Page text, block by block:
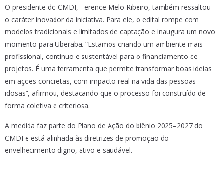
O presidente do CMDI, Terence Melo Ribeiro, também ressaltou
o caráter inovador da iniciativa. Para ele, o edital rompe com
modelos tradicionais e limitados de captação e inaugura um novo
momento para Uberaba. “Estamos criando um ambiente mais
profissional, contínuo e sustentável para o financiamento de
projetos. É uma ferramenta que permite transformar boas ideias
em ações concretas, com impacto real na vida das pessoas
idosas”, afirmou, destacando que o processo foi construído de
forma coletiva e criteriosa.
A medida faz parte do Plano de Ação do biênio 2025–2027 do
CMDI e está alinhada às diretrizes de promoção do
envelhecimento digno, ativo e saudável.